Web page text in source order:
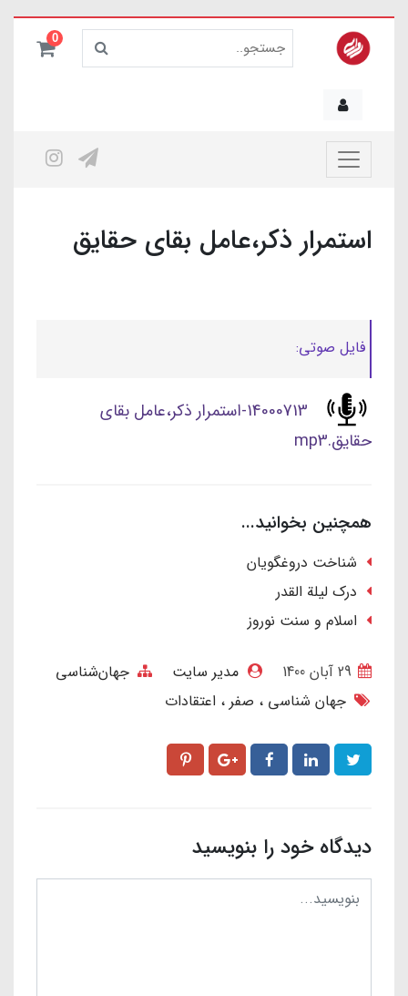
0
استمرار ذکر،عامل بقای حقایق
فایل صوتی:
14000713-استمرار ذکر،عامل بقای
حقایق.mp3
همچنین بخوانید...
شناخت دروغگویان
درک لیلة القدر
اسلام و سنت نوروز
مدیر سایت
جهان‌شناسی
جهان شناسی
صفر اعتقادات
دیدگاه خود را بنویسید